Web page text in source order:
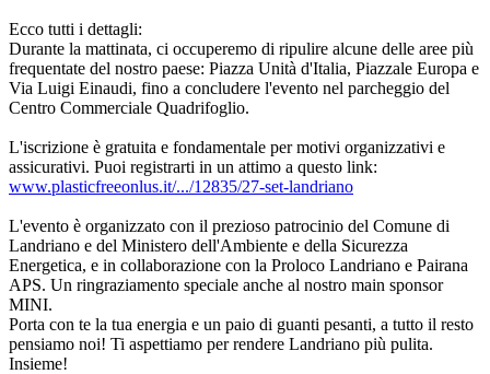
Ecco tutti i dettagli:
Durante la mattinata, ci occuperemo di ripulire alcune delle aree più
frequentate del nostro paese: Piazza Unità d'Italia, Piazzale Europa e
Via Luigi Einaudi, fino a concludere l'evento nel parcheggio del
Centro Commerciale Quadrifoglio.
L'iscrizione è gratuita e fondamentale per motivi organizzativi e
assicurativi. Puoi registrarti in un attimo a questo link:
www.plasticfreeonlus.it/.../12835/27-set-landriano
L'evento è organizzato con il prezioso patrocinio del Comune di
Landriano e del Ministero dell'Ambiente e della Sicurezza
Energetica, e in collaborazione con la Proloco Landriano e Pairana
APS. Un ringraziamento speciale anche al nostro main sponsor
MINI.
Porta con te la tua energia e un paio di guanti pesanti, a tutto il resto
pensiamo noi! Ti aspettiamo per rendere Landriano più pulita.
Insieme!